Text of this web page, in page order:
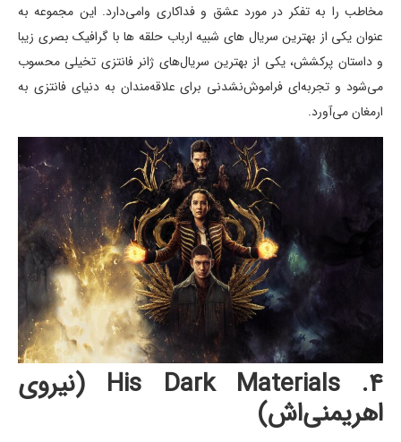
مخاطب را به تفکر در مورد عشق و فداکاری وامی‌دارد. این مجموعه به
عنوان یکی از بهترین سریال های شبیه ارباب حلقه ها با گرافیک بصری زیبا
و داستان پرکشش، یکی از بهترین سریال‌های ژانر فانتزی تخیلی محسوب
می‌شود و تجربه‌ای فراموش‌نشدنی برای علاقه‌مندان به دنیای فانتزی به
ارمغان می‌آورد.
۴. His Dark Materials (نیروی
اهریمنی‌اش)